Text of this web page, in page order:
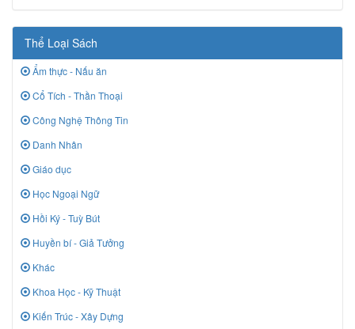
Thể Loại Sách
Ẩm thực - Nấu ăn
Cổ Tích - Thần Thoại
Công Nghệ Thông Tin
Danh Nhân
Giáo dục
Học Ngoại Ngữ
Hồi Ký - Tuỳ Bút
Huyền bí - Giả Tưởng
Khác
Khoa Học - Kỹ Thuật
Kiến Trúc - Xây Dựng